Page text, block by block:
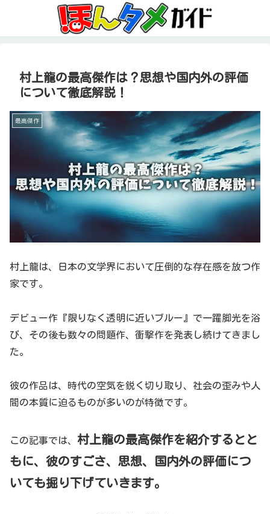
村上龍の最高傑作は？思想や国内外の評価
について徹底解説！
最高傑作
村上龍は、日本の文学界において圧倒的な存在感を放つ作
家です。
デビュー作『限りなく透明に近いブルー』で一躍脚光を浴
び、その後も数々の問題作、衝撃作を発表し続けてきまし
た。
彼の作品は、時代の空気を鋭く切り取り、社会の歪みや人
間の本質に迫るものが多いのが特徴です。
この記事では、 村上龍の最高傑作を紹介するとと
もに、彼のすごさ、思想、国内外の評価につ
いても掘り下げていきます。